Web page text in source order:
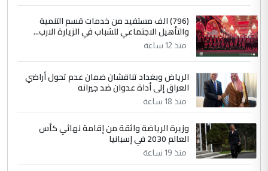
(796) الف مستفيد من خدمات قسم التنمية
والتأهيل الاجتماعي للشباب في الزيارة الارب...
منذ 12 ساعة
الرياض وبغداد تناقشان ضمان عدم تحول أراضي
العراق إلى أداة عدوان ضد جيرانه
منذ 18 ساعة
وزيرة الرياضة واثقة من إقامة نهائي كأس
العالم 2030 في إسبانيا
منذ 19 ساعة